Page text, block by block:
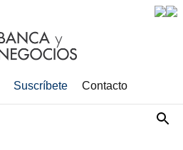
Suscríbete Contacto